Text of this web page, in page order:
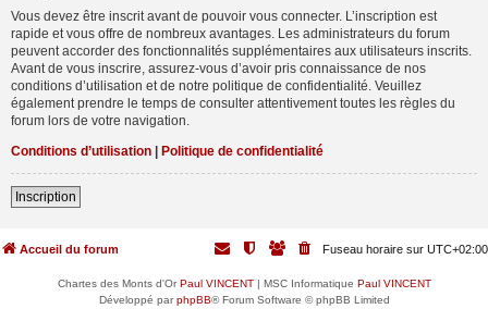
Vous devez être inscrit avant de pouvoir vous connecter. L’inscription est
rapide et vous offre de nombreux avantages. Les administrateurs du forum
peuvent accorder des fonctionnalités supplémentaires aux utilisateurs inscrits.
Avant de vous inscrire, assurez-vous d’avoir pris connaissance de nos
conditions d’utilisation et de notre politique de confidentialité. Veuillez
également prendre le temps de consulter attentivement toutes les règles du
forum lors de votre navigation.
Conditions d’utilisation | Politique de confidentialité
Inscription
Accueil du forum Fuseau horaire sur UTC+02:00
Chartes des Monts d'OrPaul VINCENT| MSC Informatique Paul VINCENT
Développé parphpBB® Forum Software © phpBB Limited